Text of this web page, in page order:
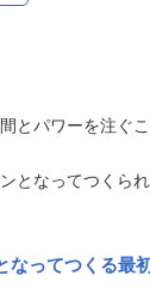
とパワーを注ぐ
となってつくら
ってつくる最